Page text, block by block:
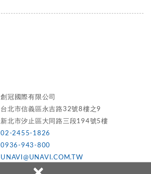
創冠國際有限公司
台北市信義區永吉路32號8樓之9
新北市汐止區大同路三段194號5樓
02-2455-1826
0936-943-800
UNAVI@UNAVI.COM.TW
立即加入 LINE